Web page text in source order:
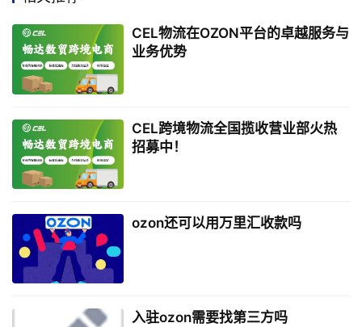
CEL物流在OZON平台的卓越服务与
业务优势
CEL跨境物流全国揽收营业部火热
招募中！
ozon还可以用万里汇收款吗
入驻ozon需要找第三方吗